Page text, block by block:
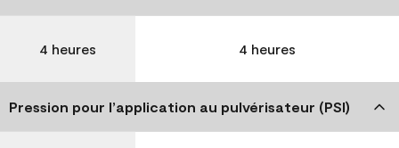
4 heures 4 heures
Pression pour l’application au pulvérisateur (PSI)